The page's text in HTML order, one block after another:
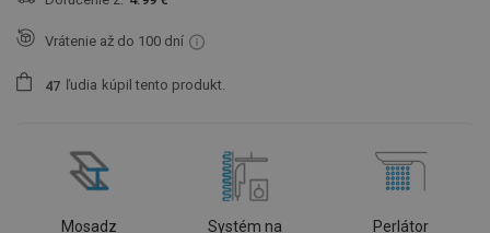
Vrátenie až do 100 dní
47 ľudia kúpil tento produkt.
Mosadz
Systém na
Perlátor